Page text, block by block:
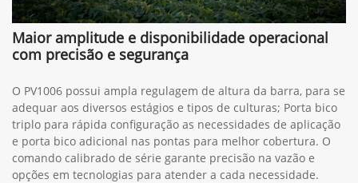
Maior amplitude e disponibilidade operacional
com precisão e segurança
O PV1006 possui ampla regulagem de altura da barra, para se
adequar aos diversos estágios e tipos de culturas; Porta bico
triplo para rápida configuração as necessidades de aplicação
e porta bico adicional nas pontas para melhor cobertura. O
comando calibrado de série garante precisão na vazão e
opções em tecnologias para atender a cada necessidade.